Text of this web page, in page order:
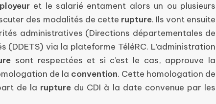
et le salarié entament alors un ou plusieurs
des modalités de cette rupture. Ils vont ensuite
administratives (Directions départementales de
(DDETS) via la plateforme TéléRC. L’administration
sont respectées et si c’est le cas, approuve la
de la convention. Cette homologation de
de la rupture du CDI à la date convenue par les